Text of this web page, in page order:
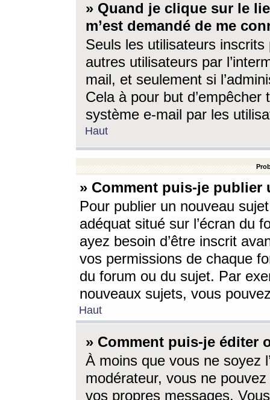
» Quand je clique sur le
m’est demandé de me
Seuls les utilisateurs
autres utilisateurs par
mail, et seulement si
Cela à pour but
système e-mail par les
Haut
» Comment puis-je
Pour publier un nouveau
adéquat situé sur l’écran du
ayez besoin d’être inscrit
vos permissions de chaque
du forum ou du sujet. Par
nouveaux sujets, vous
Haut
» Comment puis-je éditer
À moins que vous ne soyez
modérateur, vous ne
vos propres messages.